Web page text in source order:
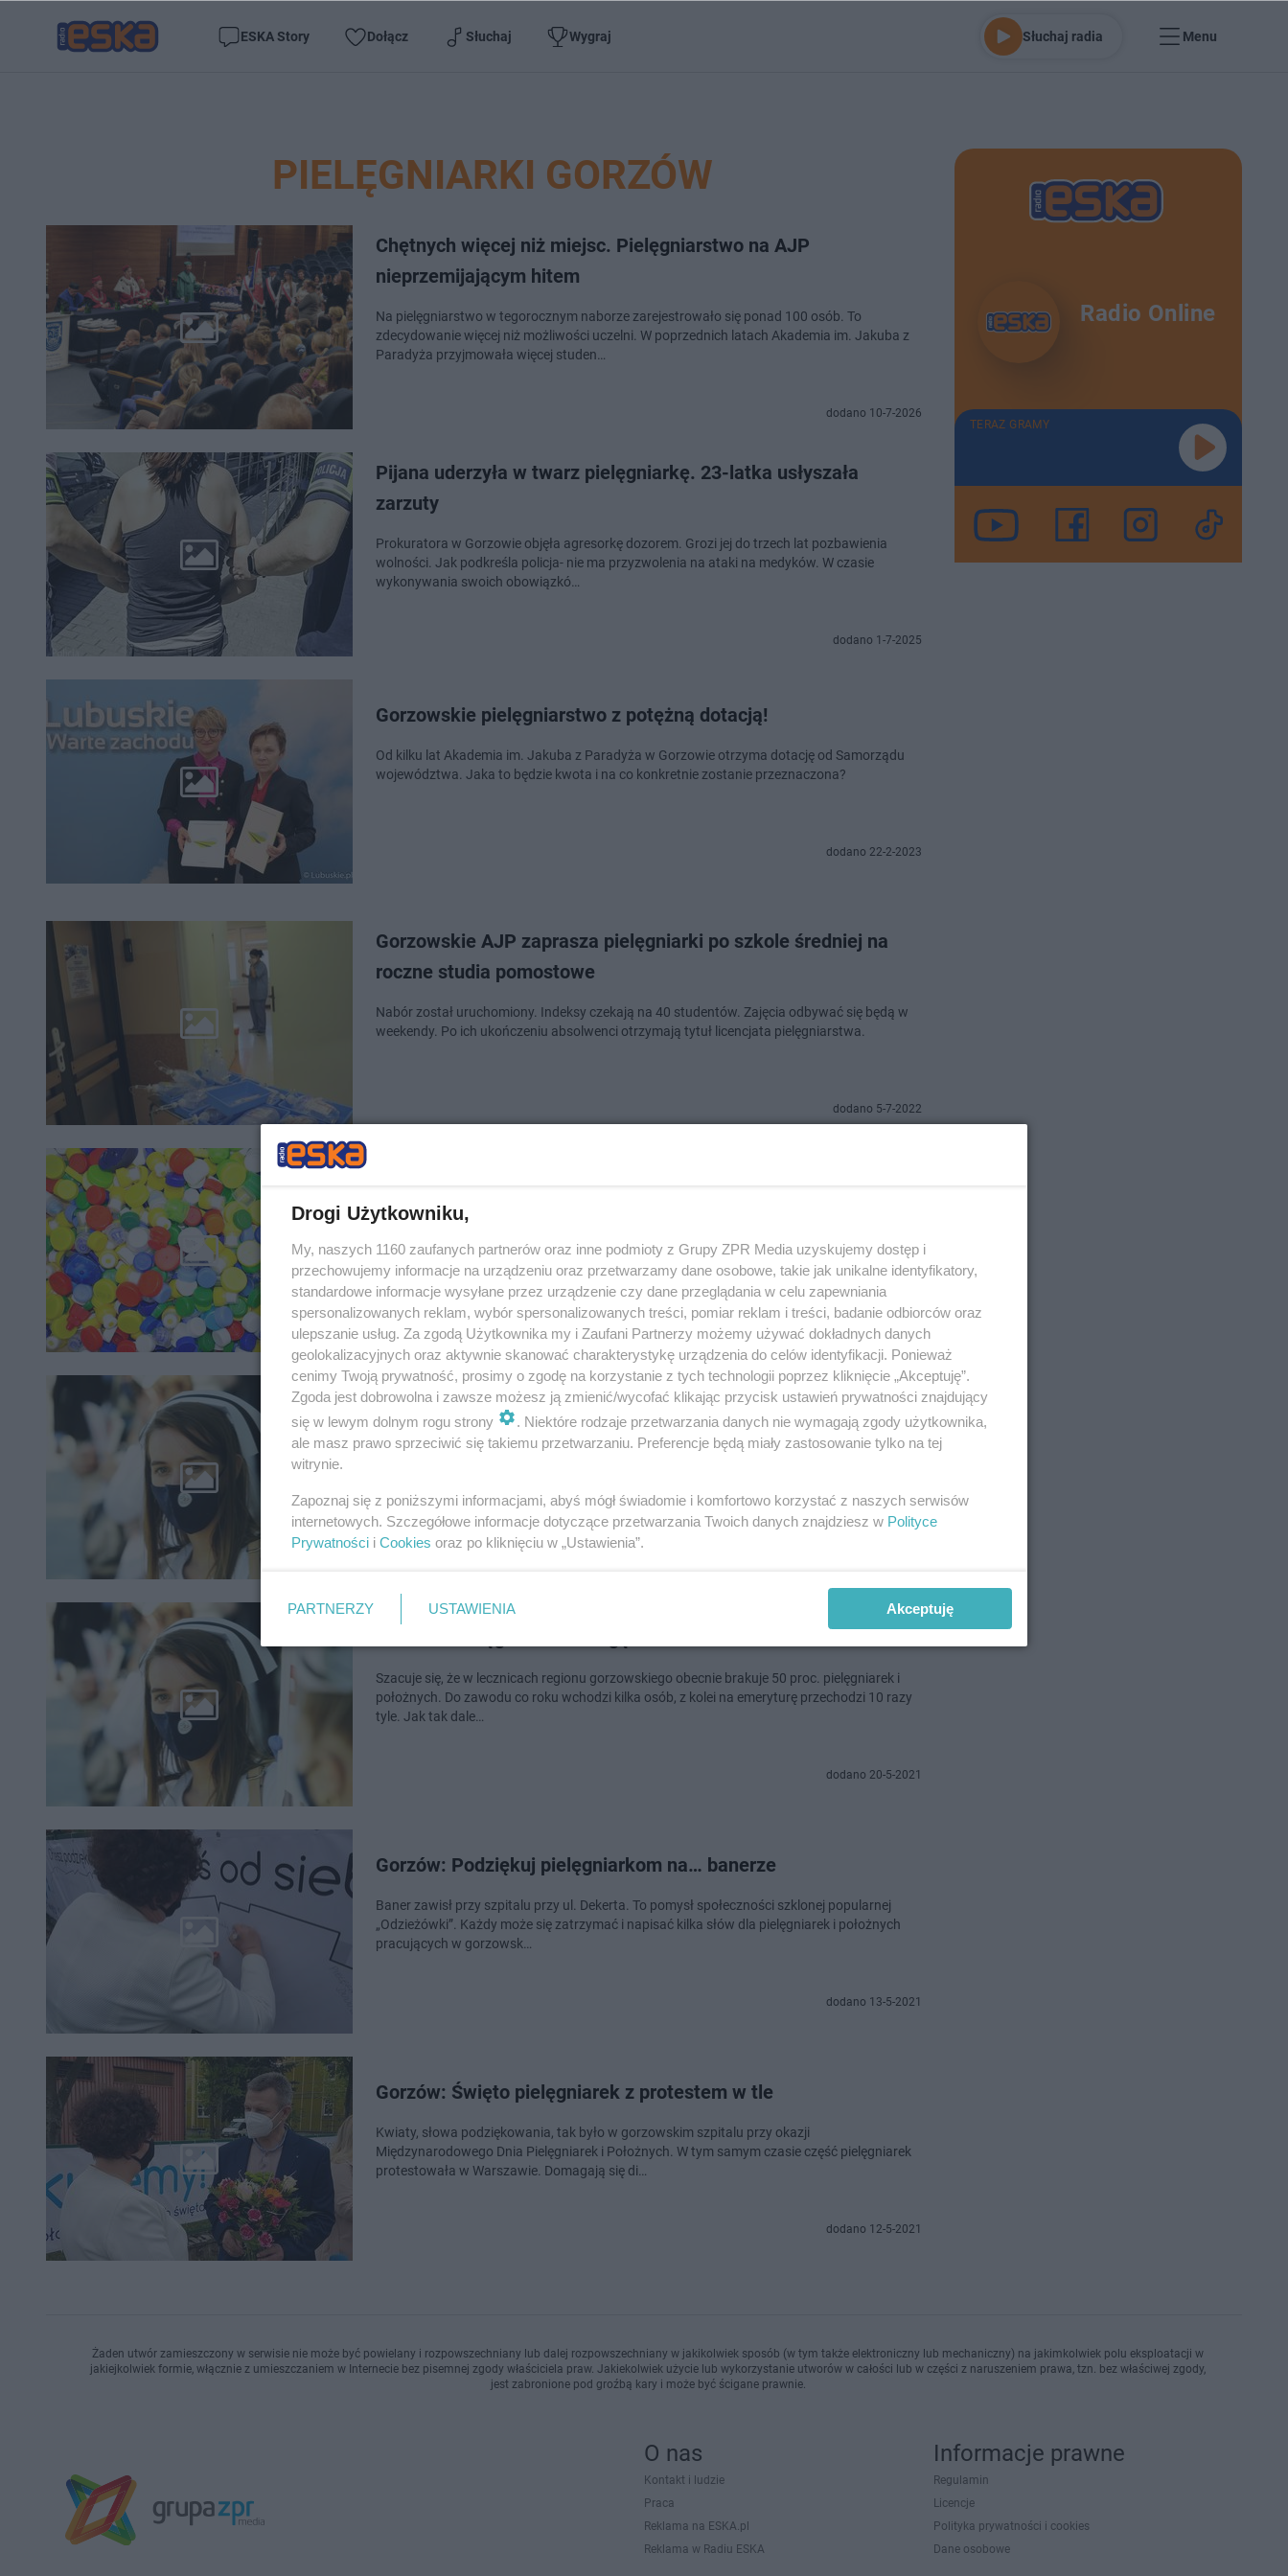
ESKA Story Dołącz Słuchaj Wygraj Słuchaj radia Menu
PIELĘGNIARKI GORZÓW
Chętnych więcej niż miejsc. Pielęgniarstwo na AJP
nieprzemijającym hitem
Na pielęgniarstwo w tegorocznym naborze zarejestrowało się ponad 100 osób. To
zdecydowanie więcej niż możliwości uczelni. W poprzednich latach Akademia im. Jakuba z
Paradyża przyjmowała więcej studen…
dodano 10-7-2026
Pijana uderzyła w twarz pielęgniarkę. 23-latka usłyszała
zarzuty
Prokuratora w Gorzowie objęła agresorkę dozorem. Grozi jej do trzech lat pozbawienia
wolności.​ Jak podkreśla policja- nie ma przyzwolenia na ataki na medyków. W czasie
wykonywania swoich obowiązkó…
dodano 1-7-2025
Gorzowskie pielęgniarstwo z potężną dotacją!
Od kilku lat Akademia im. Jakuba z Paradyża w Gorzowie otrzyma dotację od Samorządu
województwa. Jaka to będzie kwota i na co konkretnie zostanie przeznaczona?
dodano 22-2-2023
Gorzowskie AJP zaprasza pielęgniarki po szkole średniej na
roczne studia pomostowe
Nabór został uruchomiony. Indeksy czekają na 40 studentów. Zajęcia odbywać się będą w
weekendy. Po ich ukończeniu absolwenci otrzymają tytuł licencjata pielęgniarstwa.
dodano 5-7-2022
specjalistów. Gorzowskie pielęgniarki chcą pomóc jemu i jego rodzicom i organizują zbiórkę
nakrętek. Chcą za to ku…
dodano 25-6-2021
Lubuskie: Pielęgniarki protestują, ale od łóżek pacjentów nie
odeszły
zdrowia.
Szacuje się, że w lecznicach regionu gorzowskiego obecnie brakuje 50 proc. pielęgniarek i
położnych. Do zawodu co roku wchodzi kilka osób, z kolei na emeryturę przechodzi 10 razy
tyle. Jak tak dale…
dodano 20-5-2021
Gorzów: Podziękuj pielęgniarkom na… banerze
Baner zawisł przy szpitalu przy ul. Dekerta. To pomysł społeczności szklonej popularnej
„Odzieżówki”. Każdy może się zatrzymać i napisać kilka słów dla pielęgniarek i położnych
pracujących w gorzowsk…
dodano 13-5-2021
Gorzów: Święto pielęgniarek z protestem w tle
Kwiaty, słowa podziękowania, tak było w gorzowskim szpitalu przy okazji
Międzynarodowego Dnia Pielęgniarek i Położnych. W tym samym czasie część pielęgniarek
protestowała w Warszawie. Domagają się di…
dodano 12-5-2021
Radio Online
TERAZ GRAMY
Żaden utwór zamieszczony w serwisie nie może być powielany i rozpowszechniany lub dalej rozpowszechniany w jakikolwiek sposób (w tym także elektroniczny lub mechaniczny) na jakimkolwiek polu eksploatacji w
jakiejkolwiek formie, włącznie z umieszczaniem w Internecie bez pisemnej zgody właściciela praw. Jakiekolwiek użycie lub wykorzystanie utworów w całości lub w części z naruszeniem prawa, tzn. bez właściwej zgody,
jest zabronione pod groźbą kary i może być ścigane prawnie.
O nas
Kontakt i ludzie
Praca
Reklama na ESKA.pl
Reklama w Radiu ESKA
Informacje prawne
Regulamin
Licencje
Polityka prywatności i cookies
Dane osobowe
Drogi Użytkowniku,
My, naszych 1160 zaufanych partnerów oraz inne podmioty z Grupy ZPR Media uzyskujemy dostęp i
przechowujemy informacje na urządzeniu oraz przetwarzamy dane osobowe, takie jak unikalne identyfikatory,
standardowe informacje wysyłane przez urządzenie czy dane przeglądania w celu zapewniania
spersonalizowanych reklam, wybór spersonalizowanych treści, pomiar reklam i treści, badanie odbiorców oraz
ulepszanie usług. Za zgodą Użytkownika my i Zaufani Partnerzy możemy używać dokładnych danych
geolokalizacyjnych oraz aktywnie skanować charakterystykę urządzenia do celów identyfikacji. Ponieważ
cenimy Twoją prywatność, prosimy o zgodę na korzystanie z tych technologii poprzez kliknięcie „Akceptuję”.
Zgoda jest dobrowolna i zawsze możesz ją zmienić/wycofać klikając przycisk ustawień prywatności znajdujący
się w lewym dolnym rogu strony
. Niektóre rodzaje przetwarzania danych nie wymagają zgody użytkownika,
ale masz prawo sprzeciwić się takiemu przetwarzaniu. Preferencje będą miały zastosowanie tylko na tej
witrynie.
Zapoznaj się z poniższymi informacjami, abyś mógł świadomie i komfortowo korzystać z naszych serwisów
internetowych. Szczegółowe informacje dotyczące przetwarzania Twoich danych znajdziesz w Polityce
Prywatności i Cookies oraz po kliknięciu w „Ustawienia”.
PARTNERZY USTAWIENIA Akceptuję